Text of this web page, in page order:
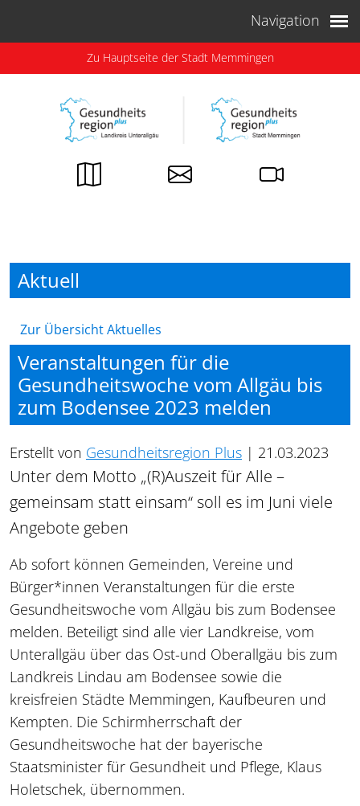
Navigation
Zu Hauptseite der Stadt Memmingen
Aktuell
Zur Übersicht Aktuelles
Veranstaltungen für die
Gesundheitswoche vom Allgäu bis
zum Bodensee 2023 melden
Erstellt von Gesundheitsregion Plus | 21.03.2023
Unter dem Motto „(R)Auszeit für Alle –
gemeinsam statt einsam“ soll es im Juni viele
Angebote geben
Ab sofort können Gemeinden, Vereine und
Bürger*innen Veranstaltungen für die erste
Gesundheitswoche vom Allgäu bis zum Bodensee
melden. Beteiligt sind alle vier Landkreise, vom
Unterallgäu über das Ost-und Oberallgäu bis zum
Landkreis Lindau am Bodensee sowie die
kreisfreien Städte Memmingen, Kaufbeuren und
Kempten. Die Schirmherrschaft der
Gesundheitswoche hat der bayerische
Staatsminister für Gesundheit und Pflege, Klaus
Holetschek, übernommen.